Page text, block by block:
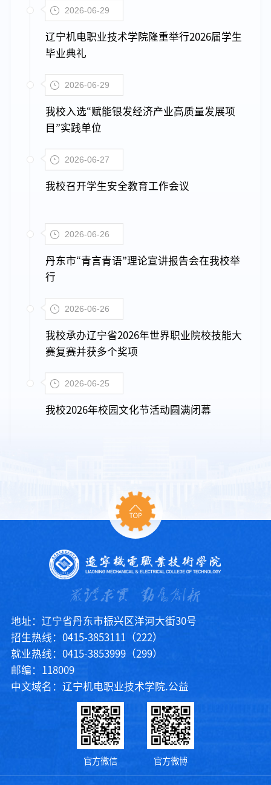
2026-06-29
辽宁机电职业技术学院隆重举行2026届学生
毕业典礼
2026-06-29
我校入选“赋能银发经济产业高质量发展项
目”实践单位
2026-06-27
我校召开学生安全教育工作会议
2026-06-26
丹东市“青言青语”理论宣讲报告会在我校举
行
2026-06-26
我校承办辽宁省2026年世界职业院校技能大
赛复赛并获多个奖项
2026-06-25
我校2026年校园文化节活动圆满闭幕
地址：辽宁省丹东市振兴区洋河大街30号
招生热线：0415-3853111（222）
就业热线：0415-3853999（299）
邮编：118009
中文域名：辽宁机电职业技术学院.公益
官方微信 官方微博